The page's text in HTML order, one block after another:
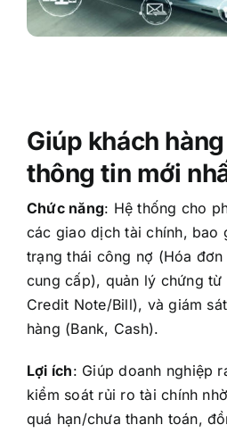
Giúp khách
thông tin mới
Chức năng: Hệ thống cho
các giao dịch tài chính, bao
trạng thái công nợ (Hóa đơn
cung cấp), quản lý chứng từ
Credit Note/Bill), và giám
hàng (Bank, Cash).
Lợi ích: Giúp doanh nghiệp
kiểm soát rủi ro tài chính
quá hạn/chưa thanh toán,